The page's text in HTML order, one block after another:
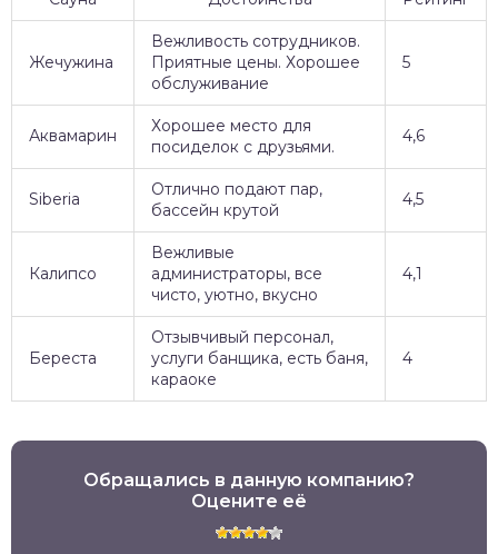
Жечужина
Вежливость сотрудников.
Приятные цены. Хорошее
обслуживание
5
Аквамарин
Хорошее место для
посиделок с друзьями.
4,6
Siberia
Отлично подают пар,
бассейн крутой
4,5
Калипсо
Вежливые
администраторы, все
чисто, уютно, вкусно
4,1
Береста
Отзывчивый персонал,
услуги банщика, есть баня,
караоке
4
Обращались в данную компанию?
Оцените её